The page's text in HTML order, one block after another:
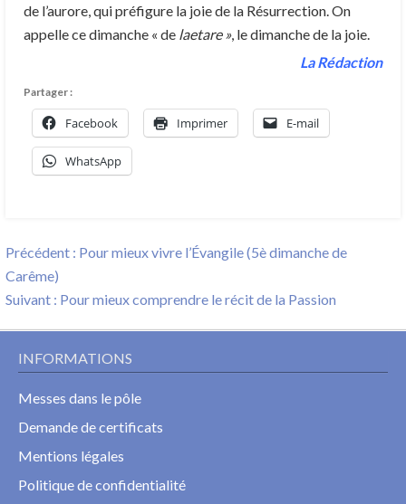
de l’aurore, qui préfigure la joie de la Résurrection. On
appelle ce dimanche « de laetare », le dimanche de la joie.
La Rédaction
Partager :
Facebook Imprimer E-mail
WhatsApp
Navigation
de
l’article
Précédent : Previous
Pour mieux vivre l’Évangile (5è dimanche de
Carême)
Suivant : Next
Pour mieux comprendre le récit de la Passion
INFORMATIONS
Messes dans le pôle
Demande de certificats
Mentions légales
Politique de confidentialité